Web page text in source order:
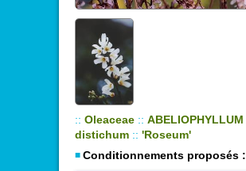
:: Oleaceae :: ABELIOPHYLLUM
distichum :: 'Roseum'
Conditionnements proposés :